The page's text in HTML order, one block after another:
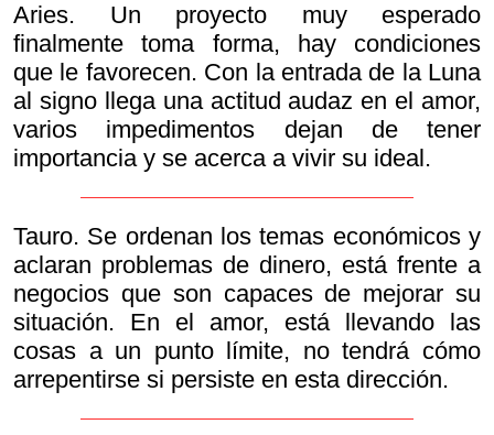
Aries. Un proyecto muy esperado
finalmente toma forma, hay condiciones
que le favorecen. Con la entrada de la Luna
al signo llega una actitud audaz en el amor,
varios impedimentos dejan de tener
importancia y se acerca a vivir su ideal.
Tauro. Se ordenan los temas económicos y
aclaran problemas de dinero, está frente a
negocios que son capaces de mejorar su
situación. En el amor, está llevando las
cosas a un punto límite, no tendrá cómo
arrepentirse si persiste en esta dirección.